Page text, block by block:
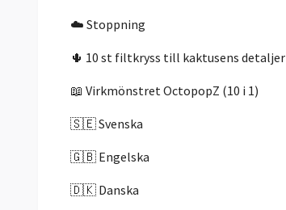
☁️ Stoppning
🌵 10 st filtkryss till kaktusens detaljer
📖 Virkmönstret OctopopZ (10 i 1)
🇸🇪 Svenska
🇬🇧 Engelska
🇩🇰 Danska